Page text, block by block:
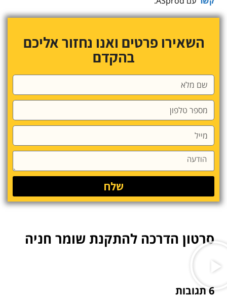
השאירו פרטים ואנו נחזור אליכם
בהקדם
שלח
סרטון הדרכה להתקנת שומר חניה
6 תגובות